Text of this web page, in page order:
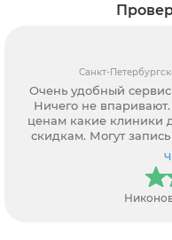
Санкт-
Очень удобный
Ничего не
ценам какие клиники
скидкам. Могут